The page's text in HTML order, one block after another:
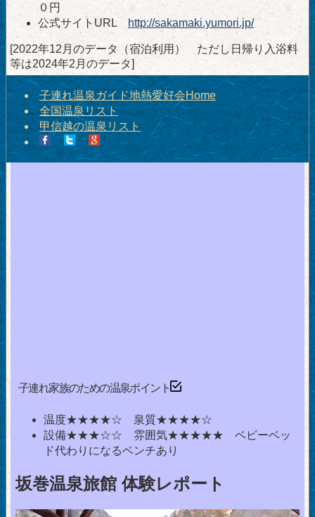
０円
公式サイトURL
http://sakamaki.yumori.jp/
[2022年12月のデータ（宿泊利用） ただし日帰り入浴料
等は2024年2月のデータ]
子連れ温泉ガイド地熱愛好会Home
全国温泉リスト
甲信越の温泉リスト
子連れ家族のための温泉ポイント
温度★★★★☆ 泉質★★★★☆
設備★★★☆☆ 雰囲気★★★★★ ベビーベッ
ド代わりになるベンチあり
坂巻温泉旅館 体験レポート